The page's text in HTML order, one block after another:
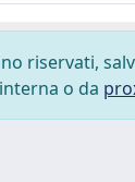
riservati,
o da